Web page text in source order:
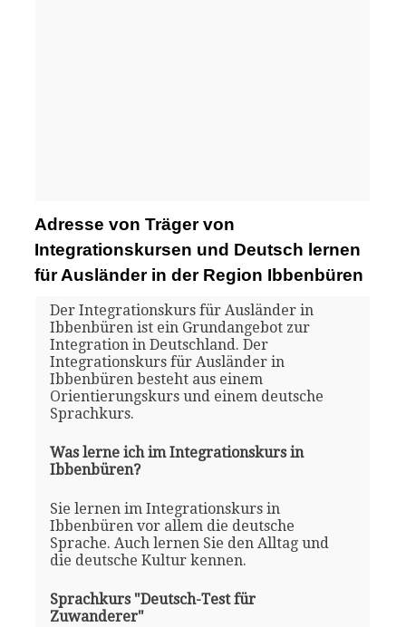
Adresse von Träger von
Integrationskursen und Deutsch lernen
für Ausländer in der Region Ibbenbüren
Der Integrationskurs für Ausländer in
Ibbenbüren ist ein Grundangebot zur
Integration in Deutschland. Der
Integrationskurs für Ausländer in
Ibbenbüren besteht aus einem
Orientierungskurs und einem deutsche
Sprachkurs.
Was lerne ich im Integrationskurs in
Ibbenbüren?
Sie lernen im Integrationskurs in
Ibbenbüren vor allem die deutsche
Sprache. Auch lernen Sie den Alltag und
die deutsche Kultur kennen.
Sprachkurs "Deutsch-Test für
Zuwanderer"